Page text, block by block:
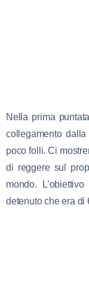
Nella prima
collegamento
poco folli. Ci
di reggere sul
mondo.
detenuto che era di